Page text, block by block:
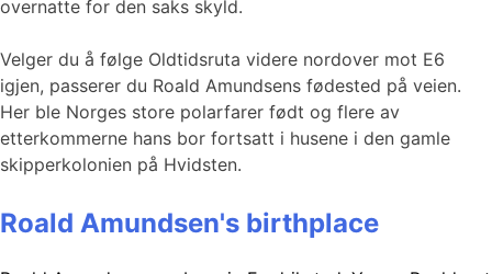
overnatte for den saks skyld.
Velger du å følge Oldtidsruta videre nordover mot E6
igjen, passerer du Roald Amundsens fødested på veien.
Her ble Norges store polarfarer født og flere av
etterkommerne hans bor fortsatt i husene i den gamle
skipperkolonien på Hvidsten.
Roald Amundsen's birthplace